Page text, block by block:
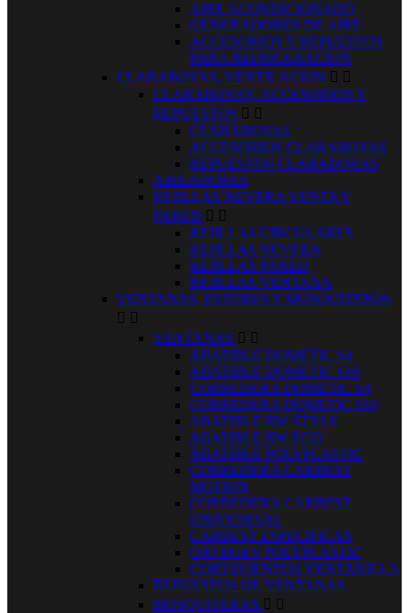
AIRE ACONDICIONADO
GENERADORES DE AIRE
ACCESORIOS Y REPUESTOS
PARA REFRIGERACION
CLARABOYAS, VENTILACION  
CLARABOYAS, ACCESORIOS Y
REPUESTOS  
CLARABOYAS
ACCESORIOS CLARABOYAS
REPUESTOS CLARABORAS
AIREADORES
REJILLAS´NEVERA VENTA Y
PARED  
REJILLAS CIRCULARES
REJILLAS NEVERA
REJILLAS PARED
REJILLAS VENTANA
VENTANAS, ESTORES Y MOSQUITEROS
 
VENTANAS  
ABATIBLE DOMETIC S4
ABATIBLE DOMETIC S10
CORREDERA DOMETIC S4
CORREDERA DOMETIC S10
ABATIBLE RW STYLE
ABATIBLE RW ECO
ABATIBLE POLYPLASTIC
CORREDERA CARBEST
MOTION
CORREDERA CARBEST
UNIVESRSAL
CARBEST ESPECIFICAS
OJO BUEY POLYPLASTIC
CORTAVIENTOS VENTANILLA
REPUESTOS DE VENTANAS
MOSQUITERAS  